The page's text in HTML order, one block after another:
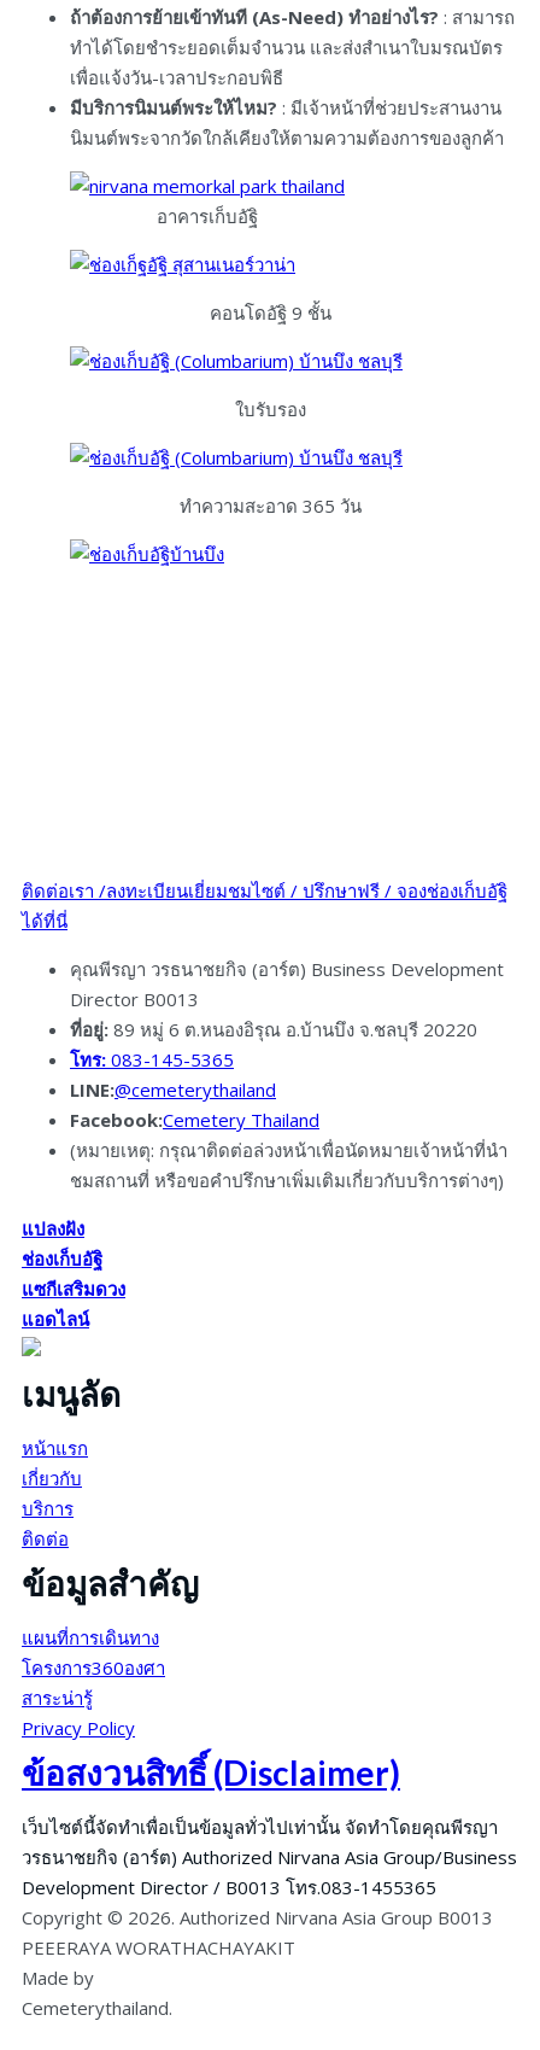
ถ้าต้องการย้ายเข้าทันที (As-Need) ทำอย่างไร? : สามารถ
ทำได้โดยชำระยอดเต็มจำนวน และส่งสำเนาใบมรณบัตร
เพื่อแจ้งวัน-เวลาประกอบพิธี
มีบริการนิมนต์พระให้ไหม? : มีเจ้าหน้าที่ช่วยประสานงาน
นิมนต์พระจากวัดใกล้เคียงให้ตามความต้องการของลูกค้า
อาคารเก็บอัฐิ
คอนโดอัฐิ 9 ชั้น
ใบรับรอง
ทำความสะอาด 365 วัน
ติดต่อเรา /ลงทะเบียนเยี่ยมชมไซต์ / ปรึกษาฟรี / จองช่องเก็บอัฐิ
ได้ที่นี่
คุณพีรญา วรธนาชยกิจ (อาร์ต) Business Development
Director B0013
ที่อยู่: 89 หมู่ 6 ต.หนองอิรุณ อ.บ้านบึง จ.ชลบุรี 20220
โทร: 083-145-5365
LINE:@cemeterythailand
Facebook:Cemetery Thailand
(หมายเหตุ: กรุณาติดต่อล่วงหน้าเพื่อนัดหมายเจ้าหน้าที่นำ
ชมสถานที่ หรือขอคำปรึกษาเพิ่มเติมเกี่ยวกับบริการต่างๆ)
แปลงฝัง
ช่องเก็บอัฐิ
แซกีเสริมดวง
แอดไลน์
เมนูลัด
หน้าแรก
เกี่ยวกับ
บริการ
ติดต่อ
ข้อมูลสำคัญ
แผนที่การเดินทาง
โครงการ360องศา
สาระน่ารู้
Privacy Policy
ข้อสงวนสิทธิ์ (Disclaimer)
เว็บไซต์นี้จัดทำเพื่อเป็นข้อมูลทั่วไปเท่านั้น จัดทำโดยคุณพีรญา
วรธนาชยกิจ (อาร์ต) Authorized Nirvana Asia Group/Business
Development Director / B0013 โทร.083-1455365
Copyright © 2026. Authorized Nirvana Asia Group B0013
PEEERAYA WORATHACHAYAKIT
Made by
Cemeterythailand.